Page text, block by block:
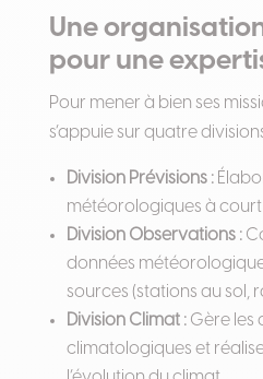
Une
pour une
Pour mener à bien ses
s’appuie sur quatre
Division Prévisions :
météorologiques à
Division Observations :
données
sources (stations au sol,
Division Climat :Gère les
climatologiques et